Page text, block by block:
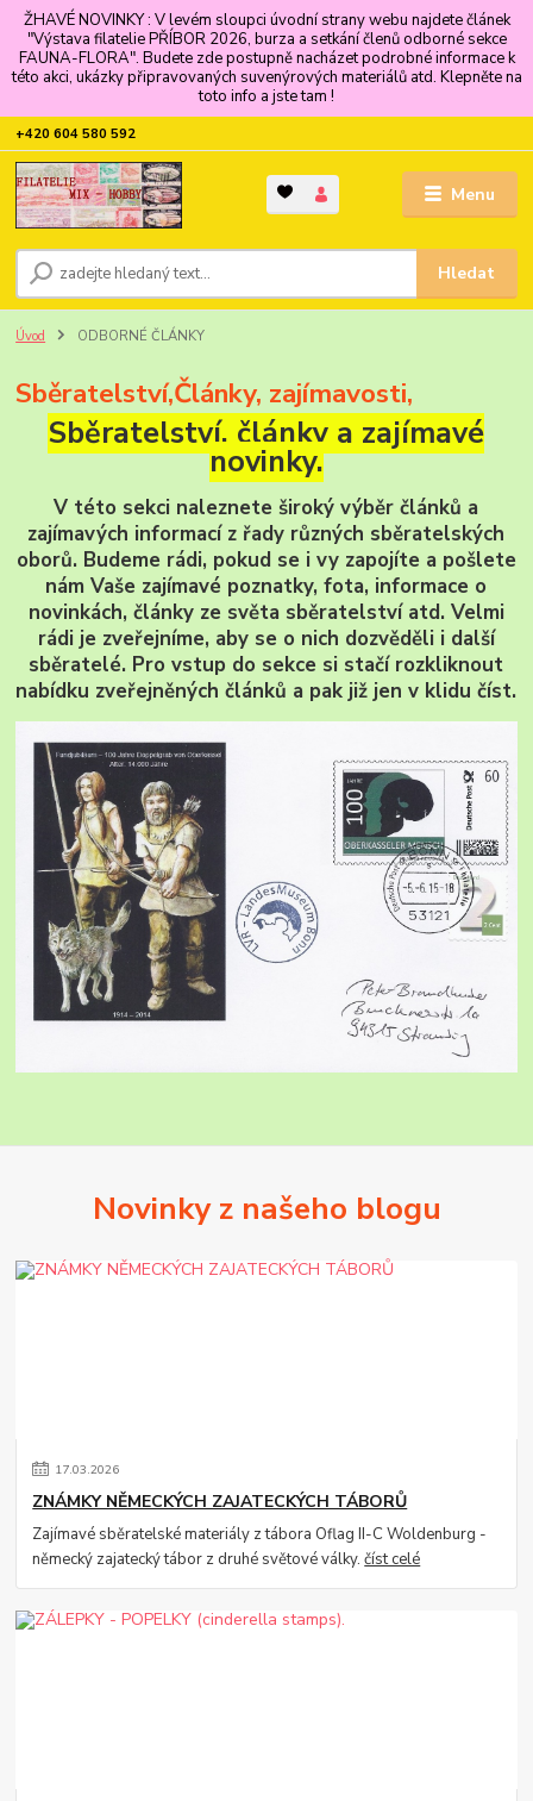
ŽHAVÉ NOVINKY : V levém sloupci úvodní strany webu najdete článek
"Výstava filatelie PŘÍBOR 2026, burza a setkání členů odborné sekce
FAUNA-FLORA". Budete zde postupně nacházet podrobné informace k
této akci, ukázky připravovaných suvenýrových materiálů atd. Klepněte na
toto info a jste tam !
Menu
Hledat
+420 604 580 592
Úvod ODBORNÉ ČLÁNKY
Sběratelství,Články, zajímavosti,
Sběratelství, články a zajímavé
novinky.
V této sekci naleznete široký výběr článků a
zajímavých informací z řady různých sběratelských
oborů. Budeme rádi, pokud se i vy zapojíte a pošlete
nám Vaše zajímavé poznatky, fota, informace o
novinkách, články ze světa sběratelství atd. Velmi
rádi je zveřejníme, aby se o nich dozvěděli i další
sběratelé. Pro vstup do sekce si stačí rozkliknout
nabídku zveřejněných článků a pak již jen v klidu číst.
Novinky z našeho blogu
17.03.2026
ZNÁMKY NĚMECKÝCH ZAJATECKÝCH TÁBORŮ
Zajímavé sběratelské materiály z tábora Oflag II-C Woldenburg -
německý zajatecký tábor z druhé světové války.číst celé